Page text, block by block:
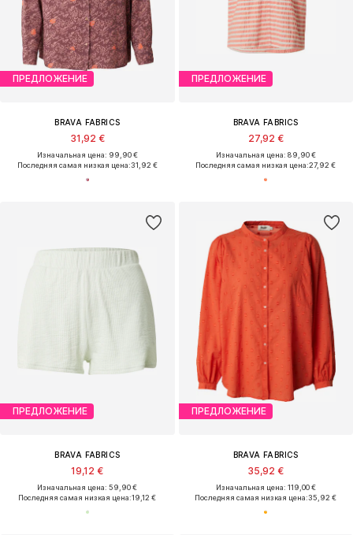
ПРЕДЛОЖЕНИЕ
BRAVA FABRICS
31,92 €
Изначальная цена: 99,90 €
Последняя самая низкая цена:31,92 €
ПРЕДЛОЖЕНИЕ
BRAVA FABRICS
27,92 €
Изначальная цена: 89,90 €
Последняя самая низкая цена:27,92 €
ПРЕДЛОЖЕНИЕ
BRAVA FABRICS
19,12 €
Изначальная цена: 59,90 €
Последняя самая низкая цена:19,12 €
ПРЕДЛОЖЕНИЕ
BRAVA FABRICS
35,92 €
Изначальная цена: 119,00 €
Последняя самая низкая цена:35,92 €